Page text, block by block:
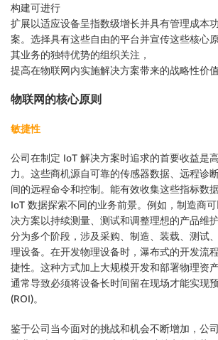
构建可进行
扩展以适应设备呈指数级增长并具有管理成本
案。选择具有这些自由的平台并宣传这些核心
其业务的独特优势的组织关注，
提高在物联网内实施解决方案带来的战略性价值
物联网的核心原则
敏捷性
公司在制定 IoT 解决方案时追求的首要收益是
力。这些商机源自可靠的传感器数据、远程诊
间的远程命令和控制。能有效收集这些指标数
IoT 数据探索不同的业务前景。例如，制造商
决方案以持续测量、测试和调整理想的产品维
分为多个阶段，涉及采购、制造、装载、测试
理设备。在开发物理设备时，瀑布式的开发流
捷性。这种方式加上大规模开发和部署物理资
通常导致必须将设备长时间留在现场才能实现
(ROI)。
鉴于公司当今面对的挑战和机会不断增加，公